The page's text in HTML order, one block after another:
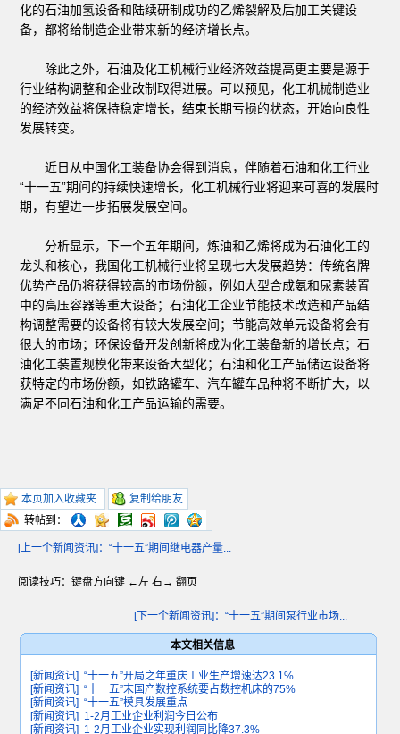
化的石油加氢设备和陆续研制成功的乙烯裂解及后加工关键设
备，都将给制造企业带来新的经济增长点。
除此之外，石油及化工机械行业经济效益提高更主要是源于
行业结构调整和企业改制取得进展。可以预见，化工机械制造业
的经济效益将保持稳定增长，结束长期亏损的状态，开始向良性
发展转变。
近日从中国化工装备协会得到消息，伴随着石油和化工行业
“十一五”期间的持续快速增长，化工机械行业将迎来可喜的发展时
期，有望进一步拓展发展空间。
分析显示，下一个五年期间，炼油和乙烯将成为石油化工的
龙头和核心，我国化工机械行业将呈现七大发展趋势：传统名牌
优势产品仍将获得较高的市场份额，例如大型合成氨和尿素装置
中的高压容器等重大设备；石油化工企业节能技术改造和产品结
构调整需要的设备将有较大发展空间；节能高效单元设备将会有
很大的市场；环保设备开发创新将成为化工装备新的增长点；石
油化工装置规模化带来设备大型化；石油和化工产品储运设备将
获特定的市场份额，如铁路罐车、汽车罐车品种将不断扩大，以
满足不同石油和化工产品运输的需要。
本页加入收藏夹
复制给朋友
转帖到：
[上一个新闻资讯]：“十一五”期间继电器产量...
阅读技巧：键盘方向键 ←左 右→ 翻页
[下一个新闻资讯]：“十一五”期间泵行业市场...
本文相关信息
[新闻资讯] “十一五”开局之年重庆工业生产增速达23.1%
[新闻资讯] “十一五”末国产数控系统要占数控机床的75%
[新闻资讯] “十一五”模具发展重点
[新闻资讯] 1-2月工业企业利润今日公布
[新闻资讯] 1-2月工业企业实现利润同比降37.3%